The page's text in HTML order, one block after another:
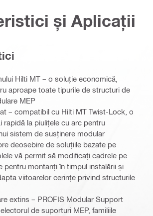
și Aplicații
Hilti MT – o soluție economică,
aproape toate tipurile de structuri de
MEP
– compatibil cu Hilti MT Twist-Lock, o
rapidă la piulițele cu arc pentru
sistem de susținere modular
deosebire de soluțiile bazate pe
vă permit să modificați cadrele pe
pentru montanți în timpul instalării și
viitoarelor cerințe privind structurile
extins – PROFIS Modular Support
de suporturi MEP, familiile